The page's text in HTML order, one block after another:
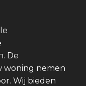
De
woning nemen
Wij bieden